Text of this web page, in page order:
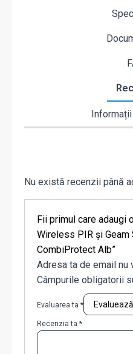
Nu există recenzii până
Fii primul care adaugi
Wireless PIR și Geam
CombiProtect Alb”
Adresa ta de email nu
Câmpurile obligatorii
Evaluarea ta *
Recenzia ta *